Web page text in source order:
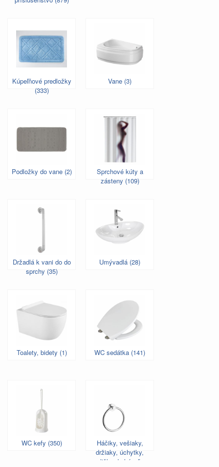
Kúpeľňové predložky
(333)
Vane (3)
Podložky do vane (2)
Sprchové kúty a
zásteny (109)
Držadlá k vani do do
sprchy (35)
Umývadlá (28)
Toalety, bidety (1) WC sedátka (141)
WC kefy (350)
Háčiky, vešiaky,
držiaky, úchytky,
poličky do kúpeľne